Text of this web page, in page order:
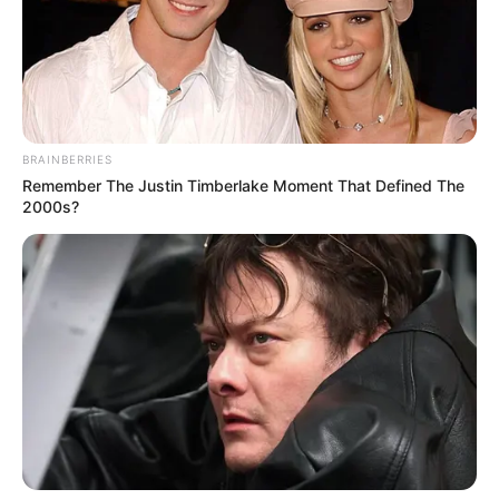
verstehen. Besucher können in der
Erlebnismanufaktur die einzelnen Schritte zur
Herstellung hochwertigen Porzellans beobachten
und die fertigen Kunst- und Gebrauchsgegenstände
im Verkaufsraum bestaunen. Informationen unterww
w.gg-online.de/
html/hoechster porzellan.htm.
Schwanheimer Düne - Das am Frankfurter Stadtteil
Schwanheim liegende 58,5 Hektar große
Naturschutz- und FFH-Gebiet entstand etwa 10.000
Jahre v.Chr. nach der letzten Eiszeit durch
Sandverwehungen (kalkfreier Quarzsand) aus dem
Main während längerer Niedrigwasserperioden auf
einem ursprünglich bewaldeten Gebiet. Die Dünen
im Zentralbereich sind bis zu 20 m hoch.
Informationen unterwww.gg-online.de/html/schwanh
eimer duene.htm
. Eingetragen von hjp.
BRAINBERRIES
Remember The Justin Timberlake Moment That Defined The
2000s?